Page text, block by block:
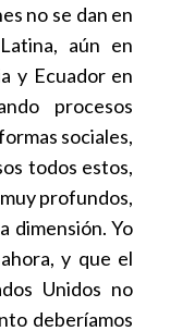
no se dan en
aún en
y Ecuador en
procesos
sociales,
todos estos,
profundos,
dimensión. Yo
y que el
Unidos no
deberíamos